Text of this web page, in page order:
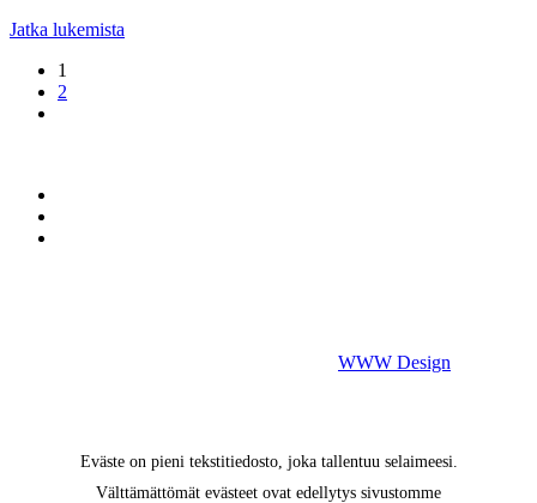
Jatka lukemista
1
2
WWW Design
Eväste on pieni tekstitiedosto, joka tallentuu selaimeesi.
Välttämättömät evästeet ovat edellytys sivustomme